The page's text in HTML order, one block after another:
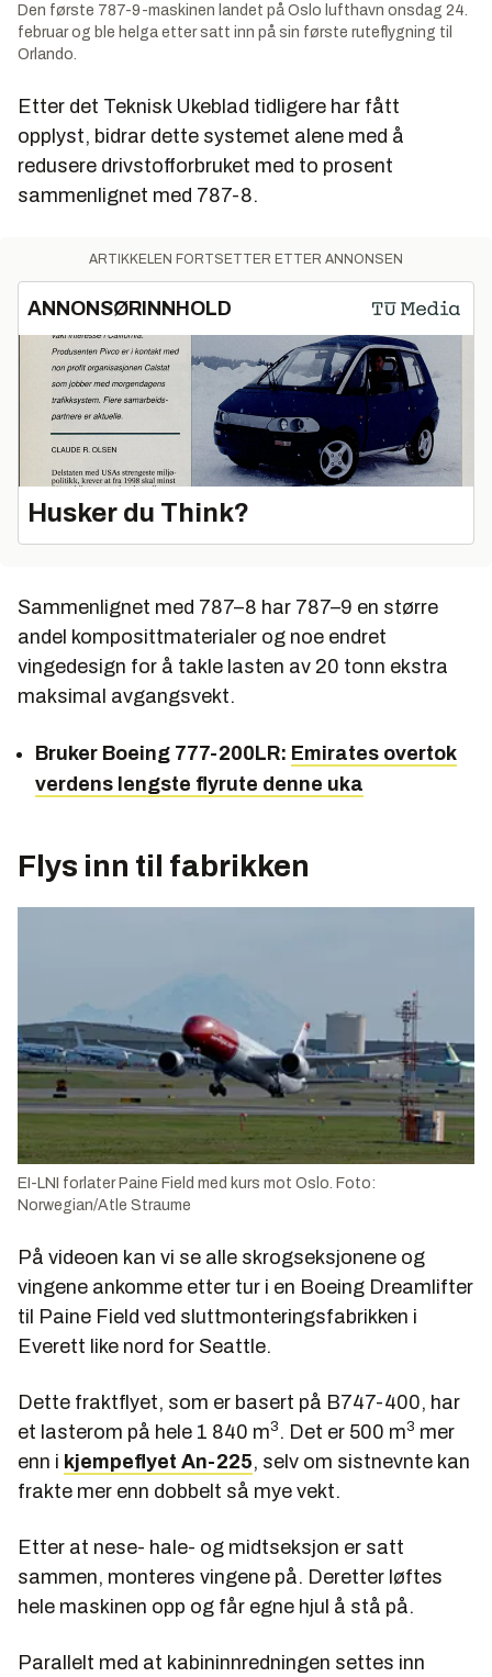
Den første 787-9-maskinen landet på Oslo lufthavn onsdag 24.
februar og ble helga etter satt inn på sin første ruteflygning til
Orlando.
Etter det Teknisk Ukeblad tidligere har fått
opplyst, bidrar dette systemet alene med å
redusere drivstofforbruket med to prosent
sammenlignet med 787-8.
ARTIKKELEN FORTSETTER ETTER ANNONSEN
ANNONSØRINNHOLD
Husker du Think?
Sammenlignet med 787–8 har 787–9 en større
andel komposittmaterialer og noe endret
vingedesign for å takle lasten av 20 tonn ekstra
maksimal avgangsvekt.
Bruker Boeing 777-200LR: Emirates overtok
verdens lengste flyrute denne uka
Flys inn til fabrikken
EI-LNI forlater Paine Field med kurs mot Oslo. Foto:
Norwegian/Atle Straume
På videoen kan vi se alle skrogseksjonene og
vingene ankomme etter tur i en Boeing Dreamlifter
til Paine Field ved sluttmonteringsfabrikken i
Everett like nord for Seattle.
Dette fraktflyet, som er basert på B747-400, har
et lasterom på hele 1 840 m3 . Det er 500 m3 mer
enn i kjempeflyet An-225, selv om sistnevnte kan
frakte mer enn dobbelt så mye vekt.
Etter at nese- hale- og midtseksjon er satt
sammen, monteres vingene på. Deretter løftes
hele maskinen opp og får egne hjul å stå på.
Parallelt med at kabininnredningen settes inn